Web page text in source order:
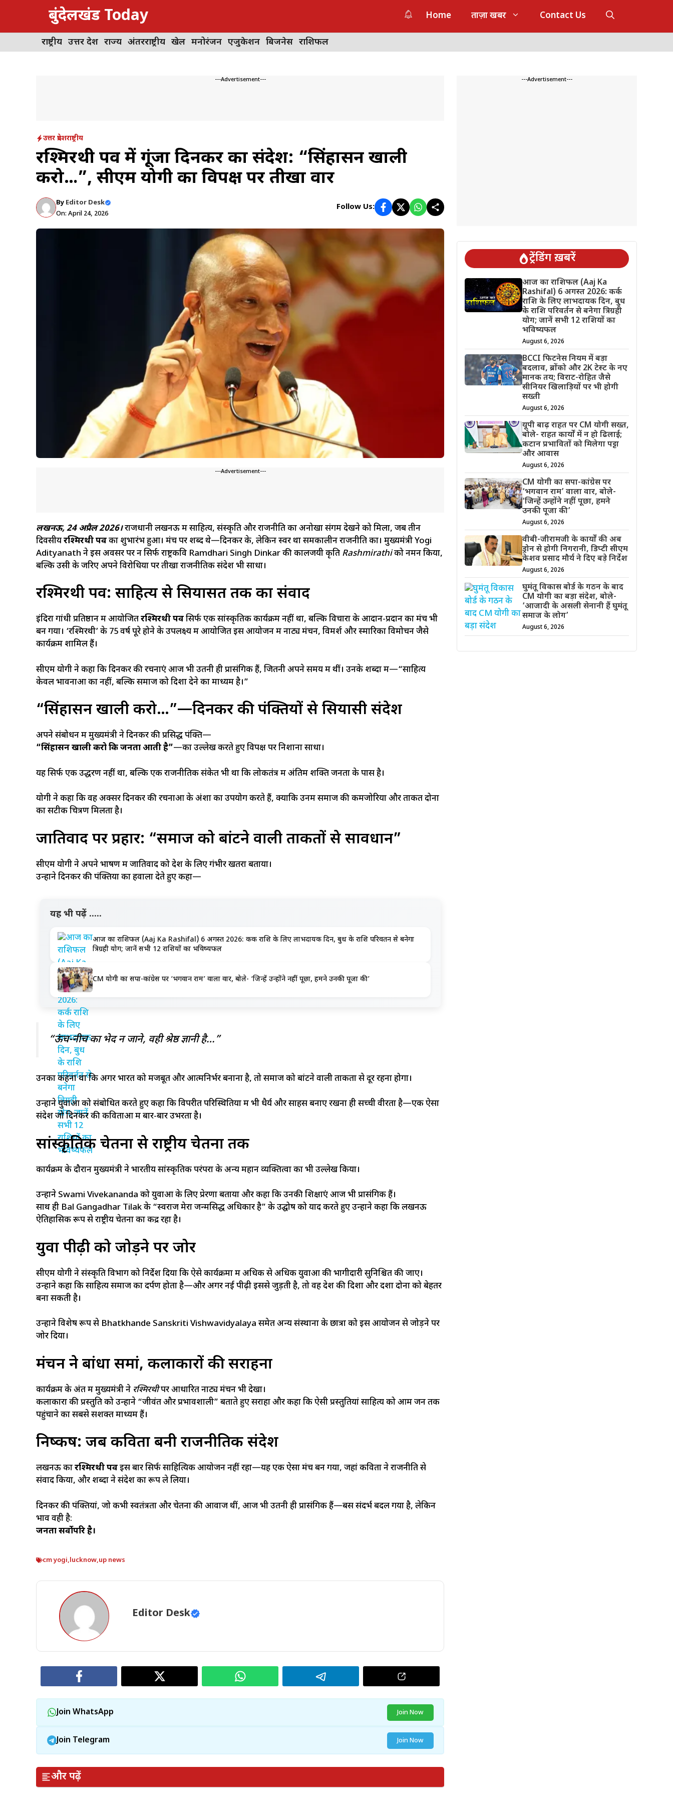
content
बुंदेलखंड Today Home ताज़ा खबर Contact Us
राष्ट्रीय उत्तर प्रदेश राज्य अंतरराष्ट्रीय खेल मनोरंजन एजुकेशन बिजनेस राशिफल
---Advertisement---
उत्तर प्रदेशराष्ट्रीय
रश्मिरथी पर्व में गूंजा दिनकर का संदेश: “सिंहासन खाली
करो…”, सीएम योगी का विपक्ष पर तीखा वार
By Editor Desk
On: April 24, 2026
Follow Us:
---Advertisement---
लखनऊ, 24 अप्रैल 2026।राजधानी लखनऊ में साहित्य, संस्कृति और राजनीति का अनोखा संगम देखने को मिला, जब तीन
दिवसीयरश्मिरथी पर्वका शुभारंभ हुआ। मंच पर शब्द थे—दिनकर के, लेकिन स्वर था समकालीन राजनीति का। मुख्यमंत्री Yogi
Adityanath ने इस अवसर पर न सिर्फ राष्ट्रकवि Ramdhari Singh Dinkar की कालजयी कृति Rashmirathiको नमन किया,
बल्कि उसी के जरिए अपने विरोधियों पर तीखा राजनीतिक संदेश भी साधा।
रश्मिरथी पर्व: साहित्य से सियासत तक का संवाद
इंदिरा गांधी प्रतिष्ठान में आयोजितरश्मिरथी पर्वसिर्फ एक सांस्कृतिक कार्यक्रम नहीं था, बल्कि विचारों के आदान-प्रदान का मंच भी
बन गया। ‘रश्मिरथी’ के 75 वर्ष पूरे होने के उपलक्ष्य में आयोजित इस आयोजन में नाट्य मंचन, विमर्श और स्मारिका विमोचन जैसे
कार्यक्रम शामिल हैं।
सीएम योगी ने कहा कि दिनकर की रचनाएं आज भी उतनी ही प्रासंगिक हैं, जितनी अपने समय में थीं। उनके शब्दों में—“साहित्य
केवल भावनाओं का नहीं, बल्कि समाज को दिशा देने का माध्यम है।”
“सिंहासन खाली करो…”—दिनकर की पंक्तियों से सियासी संदेश
अपने संबोधन में मुख्यमंत्री ने दिनकर की प्रसिद्ध पंक्ति—
“सिंहासन खाली करो कि जनता आती है”—का उल्लेख करते हुए विपक्ष पर निशाना साधा।
यह सिर्फ एक उद्धरण नहीं था, बल्कि एक राजनीतिक संकेत भी था कि लोकतंत्र में अंतिम शक्ति जनता के पास है।
योगी ने कहा कि वह अक्सर दिनकर की रचनाओं के अंशों का उपयोग करते हैं, क्योंकि उनमें समाज की कमजोरियों और ताकत दोनों
का सटीक चित्रण मिलता है।
जातिवाद पर प्रहार: “समाज को बांटने वाली ताकतों से सावधान”
सीएम योगी ने अपने भाषण में जातिवाद को देश के लिए गंभीर खतरा बताया।
उन्होंने दिनकर की पंक्तियों का हवाला देते हुए कहा—
यह भी पढ़ें .....
आज का राशिफल (Aaj Ka Rashifal) 6 अगस्त 2026: कर्क राशि के लिए लाभदायक दिन, बुध के राशि परिवर्तन से बनेगा
त्रिग्रही योग; जानें सभी 12 राशियों का भविष्यफल
CM योगी का सपा-कांग्रेस पर ‘भगवान राम’ वाला वार, बोले- ‘जिन्हें उन्होंने नहीं पूछा, हमने उनकी पूजा की’
“ऊंच-नीच का भेद न जाने, वही श्रेष्ठ ज्ञानी है…”
उनका कहना था कि अगर भारत को मजबूत और आत्मनिर्भर बनाना है, तो समाज को बांटने वाली ताकतों से दूर रहना होगा।
उन्होंने युवाओं को संबोधित करते हुए कहा कि विपरीत परिस्थितियों में भी धैर्य और साहस बनाए रखना ही सच्ची वीरता है—एक ऐसा
संदेश जो दिनकर की कविताओं में बार-बार उभरता है।
सांस्कृतिक चेतना से राष्ट्रीय चेतना तक
कार्यक्रम के दौरान मुख्यमंत्री ने भारतीय सांस्कृतिक परंपरा के अन्य महान व्यक्तित्वों का भी उल्लेख किया।
उन्होंने Swami Vivekananda को युवाओं के लिए प्रेरणा बताया और कहा कि उनकी शिक्षाएं आज भी प्रासंगिक हैं।
साथ ही Bal Gangadhar Tilak के “स्वराज मेरा जन्मसिद्ध अधिकार है” के उद्घोष को याद करते हुए उन्होंने कहा कि लखनऊ
ऐतिहासिक रूप से राष्ट्रीय चेतना का केंद्र रहा है।
युवा पीढ़ी को जोड़ने पर जोर
सीएम योगी ने संस्कृति विभाग को निर्देश दिया कि ऐसे कार्यक्रमों में अधिक से अधिक युवाओं की भागीदारी सुनिश्चित की जाए।
उन्होंने कहा कि साहित्य समाज का दर्पण होता है—और अगर नई पीढ़ी इससे जुड़ती है, तो वह देश की दिशा और दशा दोनों को बेहतर
बना सकती है।
उन्होंने विशेष रूप से Bhatkhande Sanskriti Vishwavidyalaya समेत अन्य संस्थानों के छात्रों को इस आयोजन से जोड़ने पर
जोर दिया।
मंचन ने बांधा समां, कलाकारों की सराहना
कार्यक्रम के अंत में मुख्यमंत्री ने रश्मिरथीपर आधारित नाट्य मंचन भी देखा।
कलाकारों की प्रस्तुति को उन्होंने “जीवंत और प्रभावशाली” बताते हुए सराहा और कहा कि ऐसी प्रस्तुतियां साहित्य को आम जन तक
पहुंचाने का सबसे सशक्त माध्यम हैं।
निष्कर्ष: जब कविता बनी राजनीतिक संदेश
लखनऊ कारश्मिरथी पर्वइस बार सिर्फ साहित्यिक आयोजन नहीं रहा—यह एक ऐसा मंच बन गया, जहां कविता ने राजनीति से
संवाद किया, और शब्दों ने संदेश का रूप ले लिया।
दिनकर की पंक्तियां, जो कभी स्वतंत्रता और चेतना की आवाज थीं, आज भी उतनी ही प्रासंगिक हैं—बस संदर्भ बदल गया है, लेकिन
भाव वही है:
जनता सर्वोपरि है।
cm yogi,lucknow,up news
Editor Desk
Join WhatsApp Join Now
Join Telegram Join Now
और पढ़ें
---Advertisement---
ट्रेंडिंग ख़बरें
आज का राशिफल (Aaj Ka
Rashifal) 6 अगस्त 2026: कर्क
राशि के लिए लाभदायक दिन, बुध
के राशि परिवर्तन से बनेगा त्रिग्रही
योग; जानें सभी 12 राशियों का
भविष्यफल
August 6, 2026
BCCI फिटनेस नियम में बड़ा
बदलाव, ब्रोंको और 2K टेस्ट के नए
मानक तय; विराट-रोहित जैसे
सीनियर खिलाड़ियों पर भी होगी
सख्ती
August 6, 2026
यूपी बाढ़ राहत पर CM योगी सख्त,
बोले- राहत कार्यों में न हो ढिलाई;
कटान प्रभावितों को मिलेगा पट्टा
और आवास
August 6, 2026
CM योगी का सपा-कांग्रेस पर
‘भगवान राम’ वाला वार, बोले-
‘जिन्हें उन्होंने नहीं पूछा, हमने
उनकी पूजा की’
August 6, 2026
वीबी-जीरामजी के कार्यों की अब
ड्रोन से होगी निगरानी, डिप्टी सीएम
केशव प्रसाद मौर्य ने दिए बड़े निर्देश
August 6, 2026
घुमंतू विकास बोर्ड के गठन के बाद
CM योगी का बड़ा संदेश, बोले-
‘आजादी के असली सेनानी हैं घुमंतू
समाज के लोग’
August 6, 2026